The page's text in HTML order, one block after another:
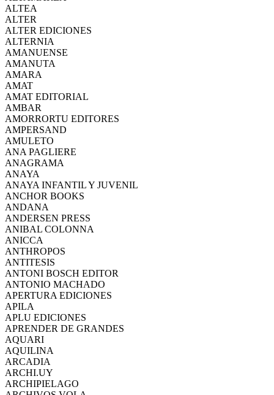
ALTEA
ALTER
ALTER EDICIONES
ALTERNIA
AMANUENSE
AMANUTA
AMARA
AMAT
AMAT EDITORIAL
AMBAR
AMORRORTU EDITORES
AMPERSAND
AMULETO
ANA PAGLIERE
ANAGRAMA
ANAYA
ANAYA INFANTIL Y JUVENIL
ANCHOR BOOKS
ANDANA
ANDERSEN PRESS
ANIBAL COLONNA
ANICCA
ANTHROPOS
ANTITESIS
ANTONI BOSCH EDITOR
ANTONIO MACHADO
APERTURA EDICIONES
APILA
APLU EDICIONES
APRENDER DE GRANDES
AQUARI
AQUILINA
ARCADIA
ARCHI.UY
ARCHIPIELAGO